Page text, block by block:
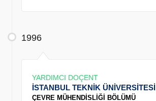
1996
YARDIMCI DOÇENT
İSTANBUL TEKNİK ÜNİVERSİTESİ
ÇEVRE MÜHENDİSLİĞİ BÖLÜMÜ